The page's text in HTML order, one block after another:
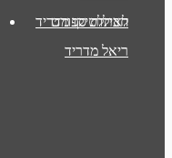
לאתלטיקו מדריד
חבילות ספורט
ריאל מדריד